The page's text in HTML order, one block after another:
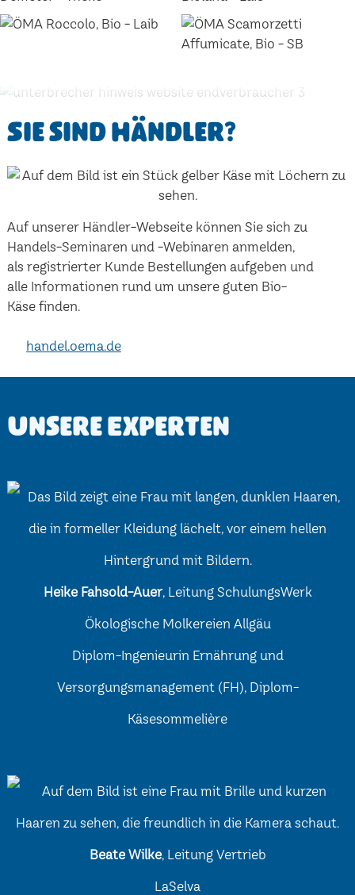
Sie sind Händler?
Auf unserer Händler-Webseite können Sie sich zu
Handels-Seminaren und -Webinaren anmelden,
als registrierter Kunde Bestellungen aufgeben und
alle Informationen rund um unsere guten Bio-
Käse finden.
handel.oema.de
Unsere Experten
Heike Fahsold-Auer, Leitung SchulungsWerk
Ökologische Molkereien Allgäu
Diplom-Ingenieurin Ernährung und
Versorgungsmanagement (FH), Diplom-
Käsesommelière
Beate Wilke, Leitung Vertrieb
LaSelva